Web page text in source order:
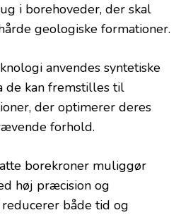
i borehoveder, der skal
geologiske formationer.
anvendes syntetiske
de kan fremstilles til
der optimerer deres
forhold.
borekroner muliggør
høj præcision og
både tid og